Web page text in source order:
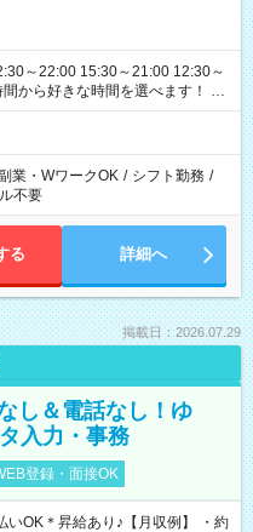
～22:00 15:30～21:00 12:30～
ます
業・WワークOK / シフト勤務 /
不要
る 詳細へ
掲載日：2026.07.29
し＆電話なし！ゆ
入力・事務
登録・面接OK
OK＊昇給あり♪【月収例】 ・約